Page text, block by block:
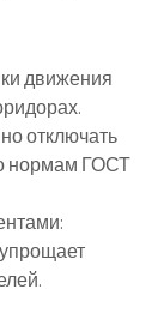
движения
отключать
нормам ГОСТ